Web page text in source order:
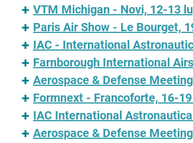
VTM Michigan - Novi, 12-13
Paris Air Show - Le Bourget,
IAC - International
Farnborough International
Aerospace & Defense
Formnext - Francoforte, 16-
IAC International
Aerospace & Defense